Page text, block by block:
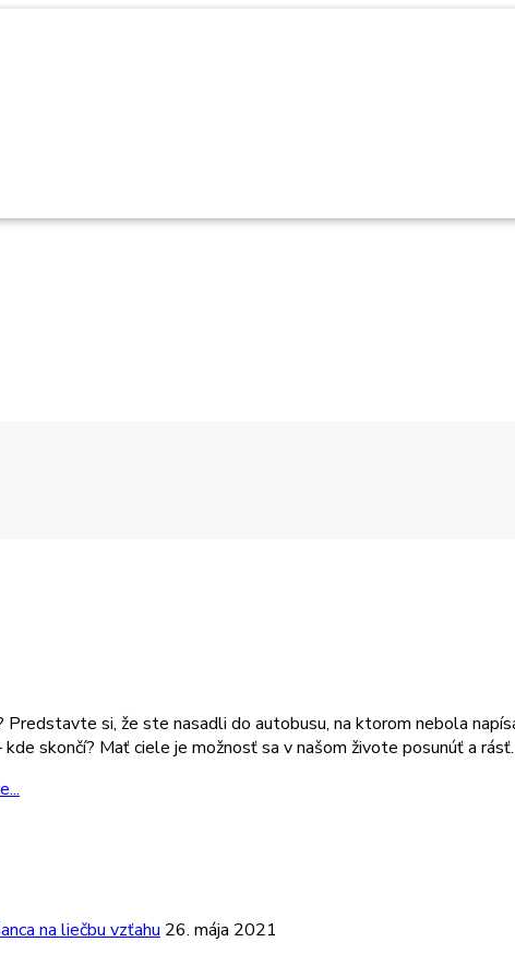
si, že ste nasadli do autobusu, na ktorom nebola
skončí? Mať ciele je možnosť sa v našom živote posunúť a
na liečbu vzťahu 26. mája 2021